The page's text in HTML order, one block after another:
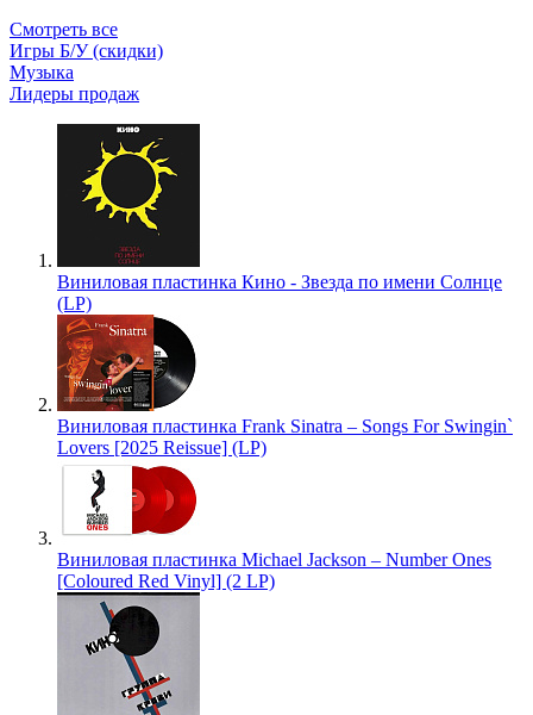
Смотреть все
Игры Б/У (скидки)
Музыка
Лидеры продаж
Виниловая пластинка Кино - Звезда по имени Солнце
(LP)
Виниловая пластинка Frank Sinatra – Songs For Swingin`
Lovers [2025 Reissue] (LP)
Виниловая пластинка Michael Jackson – Number Ones
[Coloured Red Vinyl] (2 LP)